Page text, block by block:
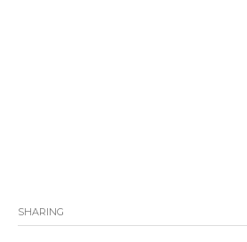
SHARING